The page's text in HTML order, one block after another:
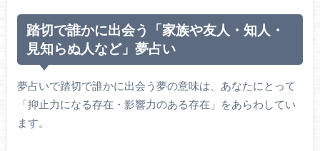
踏切で誰かに出会う「家族や友人・知人・
見知らぬ人など」夢占い
夢占いで踏切で誰かに出会う夢の意味は、あなたにとって
「抑止力になる存在・影響力のある存在」をあらわしてい
ます。